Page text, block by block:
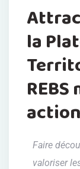
la
Faire
valoriser